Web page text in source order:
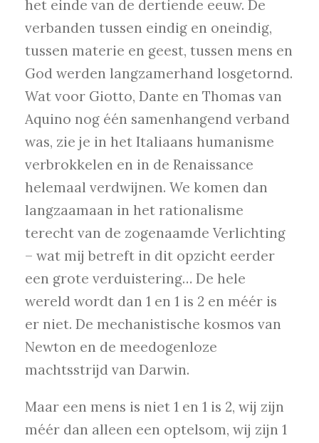
het einde van de dertiende eeuw. De
verbanden tussen eindig en oneindig,
tussen materie en geest, tussen mens en
God werden langzamerhand losgetornd.
Wat voor Giotto, Dante en Thomas van
Aquino nog één samenhangend verband
was, zie je in het Italiaans humanisme
verbrokkelen en in de Renaissance
helemaal verdwijnen. We komen dan
langzaamaan in het rationalisme
terecht van de zogenaamde Verlichting
– wat mij betreft in dit opzicht eerder
een grote verduistering… De hele
wereld wordt dan 1 en 1 is 2 en méér is
er niet. De mechanistische kosmos van
Newton en de meedogenloze
machtsstrijd van Darwin.
Maar een mens is niet 1 en 1 is 2, wij zijn
méér dan alleen een optelsom, wij zijn 1